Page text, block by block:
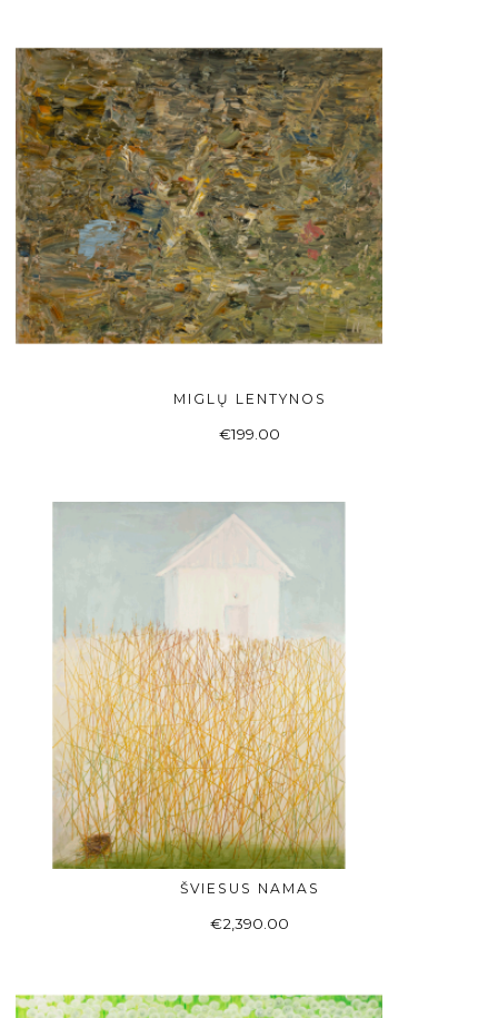
Į KREPŠELĮ
MIGLŲ LENTYNOS
€199.00
Į KREPŠELĮ
ŠVIESUS NAMAS
€2,390.00